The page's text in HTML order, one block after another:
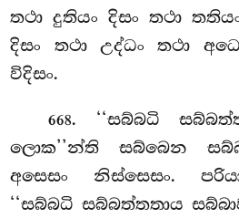
තථා දුතියං දිසං තථා
දිසං තථා උද්ධං තථා
විදිසං.
668. ‘‘සබ්බධි
ලොක’’න්ති සබ්බෙන
අසෙසං නිස්සෙසං.
‘‘සබ්බධි සබ්බත්තතාය